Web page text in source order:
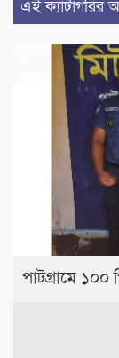
এই ক্যাটাগরির
পাটগ্রামে ১০০